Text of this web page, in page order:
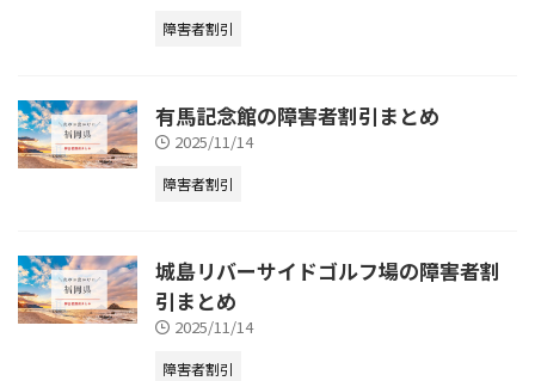
障害者割引
有馬記念館の障害者割引まとめ
2025/11/14
障害者割引
城島リバーサイドゴルフ場の障害者割
引まとめ
2025/11/14
障害者割引